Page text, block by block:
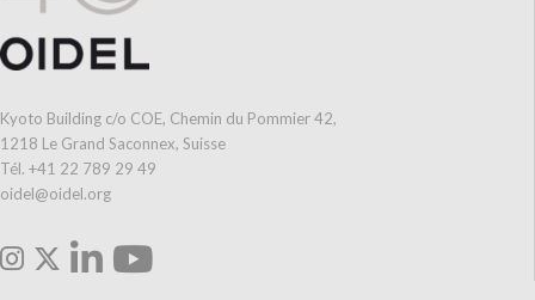
Kyoto Building c/o COE, Chemin du Pommier 42,
1218 Le Grand Saconnex, Suisse
Tél. +41 22 789 29 49
oidel@oidel.org